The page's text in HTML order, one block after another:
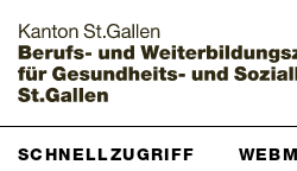
SCHNELLZUGRIFF
Startseite